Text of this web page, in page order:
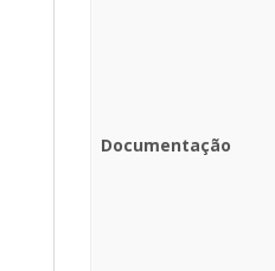
Documentação